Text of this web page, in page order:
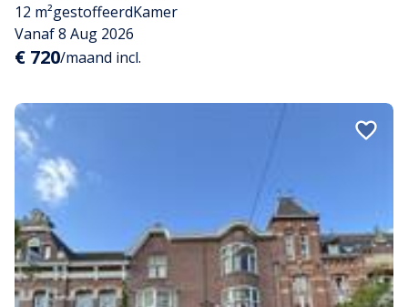
12 m²gestoffeerdKamer
Vanaf 8 Aug 2026
€ 720/maand incl.